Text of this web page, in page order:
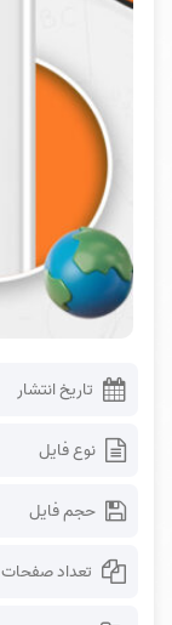
تاریخ انتشار
نوع فایل
حجم فایل
تعداد صفحات